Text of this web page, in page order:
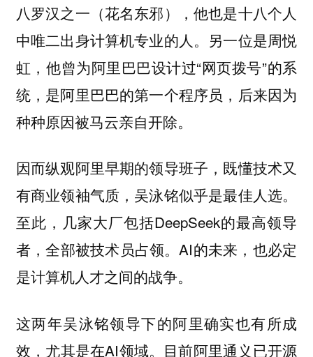
八罗汉之一（花名东邪），他也是十八个人
中唯二出身计算机专业的人。另一位是周悦
虹，他曾为阿里巴巴设计过“网页拨号”的系
统，是阿里巴巴的第一个程序员，后来因为
种种原因被马云亲自开除。
因而纵观阿里早期的领导班子，既懂技术又
有商业领袖气质，吴泳铭似乎是最佳人选。
至此，几家大厂包括DeepSeek的最高领导
者，全部被技术员占领。AI的未来，也必定
是计算机人才之间的战争。
这两年吴泳铭领导下的阿里确实也有所成
效，尤其是在AI领域。目前阿里通义已开源